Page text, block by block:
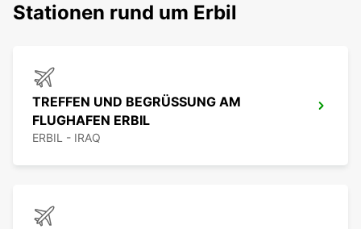
Stationen rund um Erbil
TREFFEN UND BEGRÜSSUNG AM F
LUGHAFEN ERBIL
ERBIL - IRAQ